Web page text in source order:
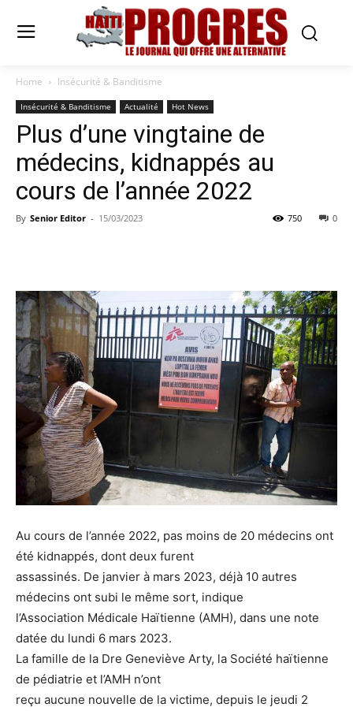
Home Insécurité & Banditisme
Insécurité & Banditisme Actualité Hot News
Plus d’une vingtaine de
médecins, kidnappés au
cours de l’année 2022
By Senior Editor - 15/03/2023 0
750
Au cours de l’année 2022, pas moins de 20 médecins ont
été kidnappés, dont deux furent
assassinés. De janvier à mars 2023, déjà 10 autres
médecins ont subi le même sort, indique
l’Association Médicale Haïtienne (AMH), dans une note
datée du lundi 6 mars 2023.
La famille de la Dre Geneviève Arty, la Société haïtienne
de pédiatrie et l’AMH n’ont
reçu aucune nouvelle de la victime, depuis le jeudi 2